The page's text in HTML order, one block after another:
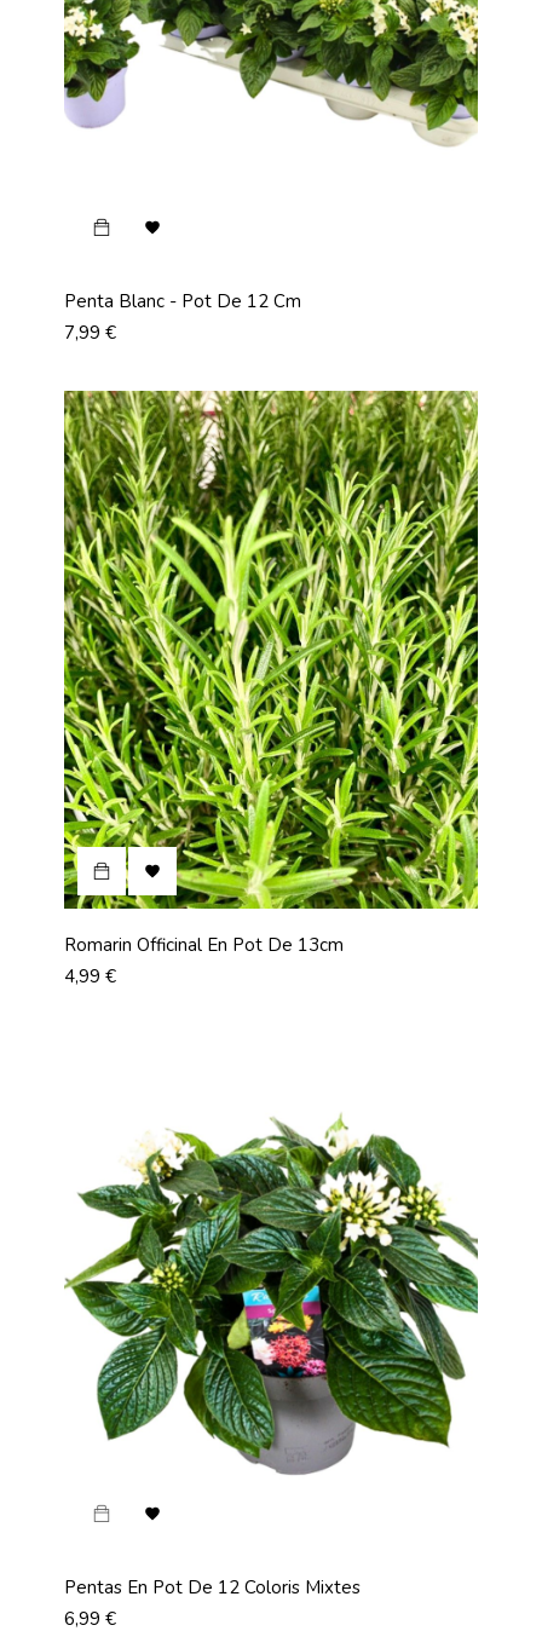

Penta Blanc - Pot De 12 Cm
Prix
7,99 €

Romarin Officinal En Pot De 13cm
Prix
4,99 €

Pentas En Pot De 12 Coloris Mixtes
Prix
6,99 €